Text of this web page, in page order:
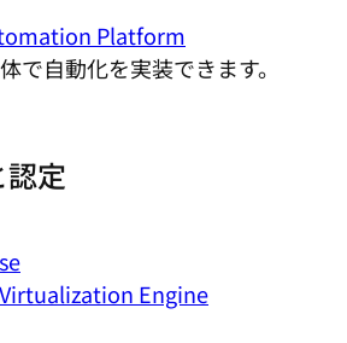
Platform
で自動化を実装できます。
定
Engine